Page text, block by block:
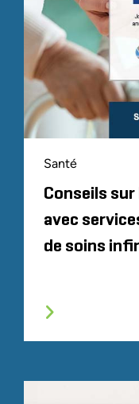
Santé
Conseils
avec
de soins